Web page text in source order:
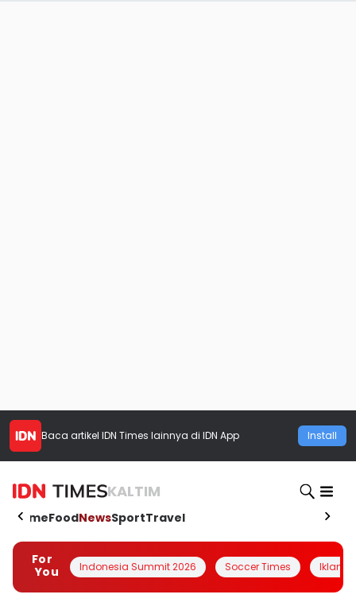
Baca artikel IDN Times lainnya di IDN App Install
KALTIM
HomeFoodNewsSportTravel
For
You
Indonesia Summit 2026 Soccer Times Iklanin